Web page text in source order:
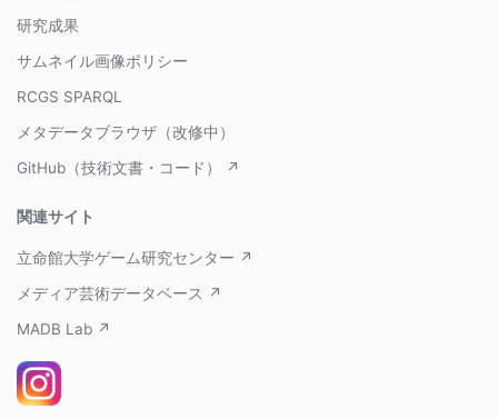
研究成果
サムネイル画像ポリシー
RCGS SPARQL
メタデータブラウザ（改修中）
GitHub（技術文書・コード） ↗
関連サイト
立命館大学ゲーム研究センター ↗
メディア芸術データベース ↗
MADB Lab ↗